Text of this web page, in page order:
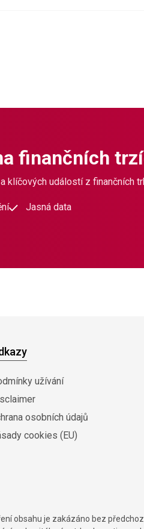
finančních
klíčových událostí z finančních
Jasná data
užívání
osobních údajů
cookies (EU)
obsahu je zakázáno bez